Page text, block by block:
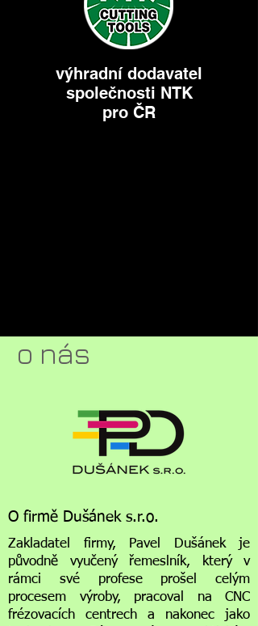
výhradní dodavatel
společnosti NTK
pro ČR
o nás
O firmě Dušánek s.r.o.
Zakladatel firmy, Pavel Dušánek je
původně vyučený řemeslník, který v
rámci své profese prošel celým
procesem výroby, pracoval na CNC
frézovacích centrech a nakonec jako